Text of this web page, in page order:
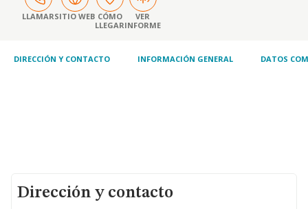
LLAMARSITIO WEB CÓMO
LLEGAR
VER
INFORME
DIRECCIÓN Y CONTACTO INFORMACIÓN GENERAL DATOS
Dirección y contacto